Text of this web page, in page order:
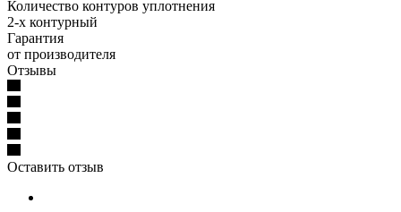
Количество контуров уплотнения
2-х контурный
Гарантия
от производителя
Отзывы
Оставить отзыв